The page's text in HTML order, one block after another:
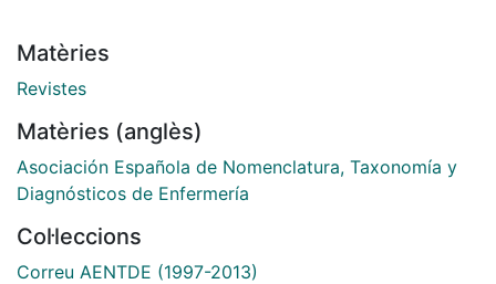
Matèries
Revistes
Matèries (anglès)
Asociación Española de Nomenclatura, Taxonomía y
Diagnósticos de Enfermería
Col·leccions
Correu AENTDE (1997-2013)